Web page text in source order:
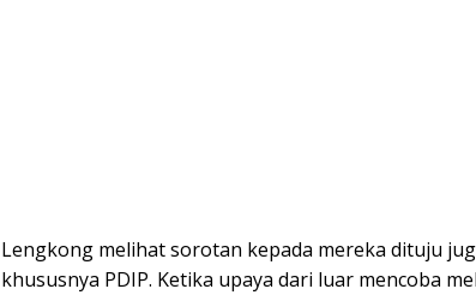
Lengkong melihat sorotan kepada mereka dituju
khususnya PDIP. Ketika upaya dari luar mencoba